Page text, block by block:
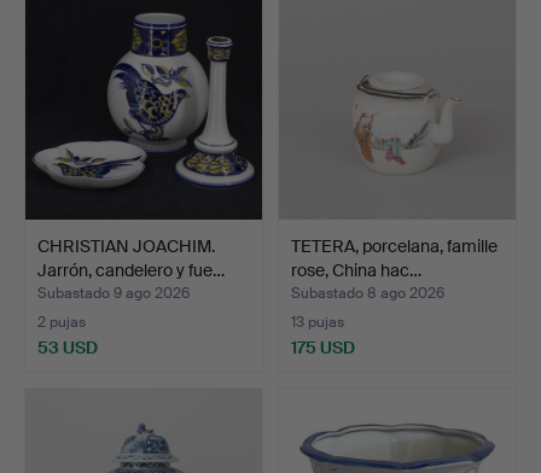
CHRISTIAN JOACHIM.
Jarrón, candelero y fue…
Subastado 9 ago 2026
2 pujas
53 USD
TETERA, porcelana, famille
rose, China hac…
Subastado 8 ago 2026
13 pujas
175 USD